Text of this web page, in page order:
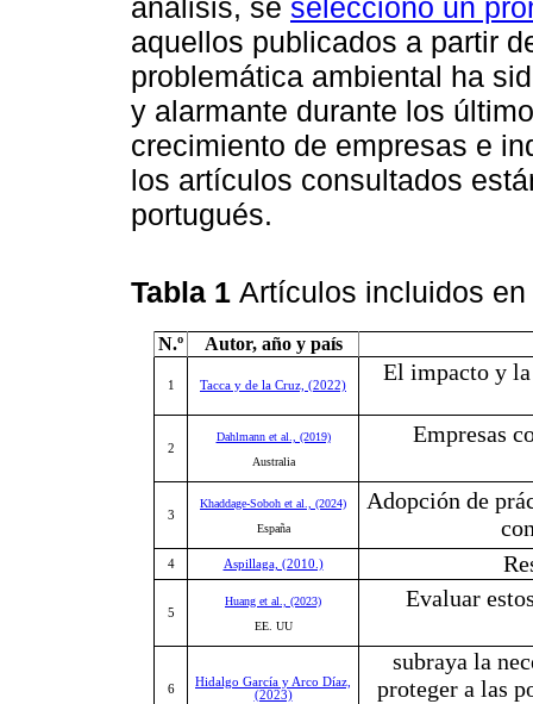
análisis, se seleccionó un
aquellos publicados a partir
problemática ambiental ha
y alarmante durante los
crecimiento de empresas e
los artículos consultados
portugués.
Tabla 1 Artículos incluidos
N.º Autor, año y país
1 Tacca y de la Cruz, (2022)
El impacto y
2
Dahlmann et al., (2019)
Australia
Empresas
3
Khaddage-Soboh et al., (2024)
España
Adopción de
4 Aspillaga, (2010.)
5
Huang et al., (2023)
EE. UU
Evaluar
6
Hidalgo García y Arco Díaz,
(2023)
subraya la
proteger a las